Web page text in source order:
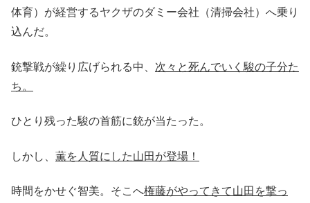
体育）が経営するヤクザのダミー会社（清掃会社）へ乗り
込んだ。
銃撃戦が繰り広げられる中、 次々と死んでいく駿の子分た
ち。
ひとり残った駿の首筋に銃が当たった。
しかし、 薫を人質にした山田が登場！
時間をかせぐ智美。そこへ権藤がやってきて山田を撃っ